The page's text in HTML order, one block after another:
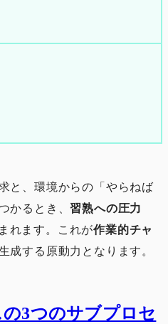
と、環境からの「やらねば
かるとき、習熟への圧力
れます。これが作業的チャ
成する原動力となります。
3つのサブプロセ